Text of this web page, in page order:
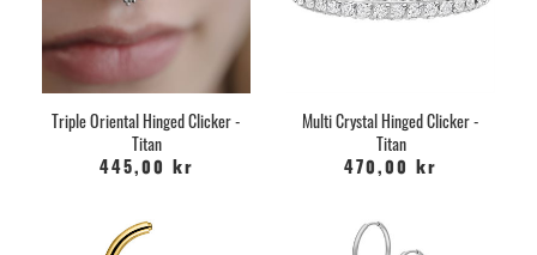
Triple Oriental Hinged Clicker -
Titan
445,00 kr
Multi Crystal Hinged Clicker -
Titan
470,00 kr